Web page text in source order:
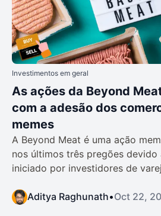
Investimentos em geral
As ações da Beyond
com a adesão dos
memes
A Beyond Meat é uma ação
nos últimos três pregões devido
iniciado por investidores de
Aditya Raghunath•Oct 22,